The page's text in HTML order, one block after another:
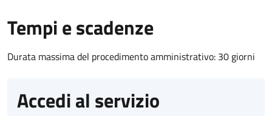
Tempi e scadenze
Durata massima del procedimento amministrativo: 30 giorni
Accedi al servizio